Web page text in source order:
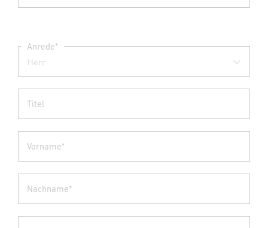
Anrede*
Titel
Vorname*
Nachname*